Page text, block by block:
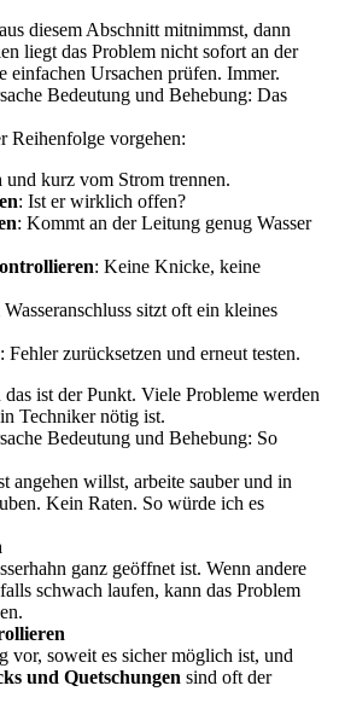
diesem Abschnitt mitnimmst, dann
liegt das Problem nicht sofort an der
einfachen Ursachen prüfen. Immer.
Bedeutung und Behebung: Das
Reihenfolge vorgehen:
und kurz vom Strom trennen.
: Ist er wirklich offen?
: Kommt an der Leitung genug Wasser
: Keine Knicke, keine
sitzt oft ein kleines
: Fehler zurücksetzen und erneut testen.
ist der Punkt. Viele Probleme werden
Techniker nötig ist.
Bedeutung und Behebung: So
angehen willst, arbeite sauber und in
Kein Raten. So würde ich es
ganz geöffnet ist. Wenn andere
schwach laufen, kann das Problem
vor, soweit es sicher möglich ist, und
und Quetschungen sind oft der